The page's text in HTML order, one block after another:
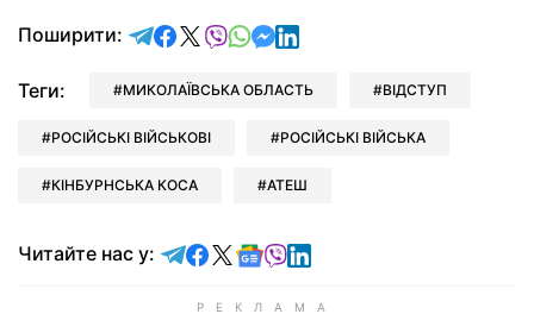
Поширити: відправити у Telegram
поділитись у Facebook
поділитись у X
відправити у Viber
відправити у Whatsapp
відправити у Messenger
відправити у LinkedIn
Теги: МИКОЛАЇВСЬКА ОБЛАСТЬ ВІДСТУП
РОСІЙСЬКІ ВІЙСЬКОВІ РОСІЙСЬКІ ВІЙСЬКА
КІНБУРНСЬКА КОСА АТЕШ
Читайте нас у: Читайте у Telegram
Читайте у Facebook
Читайте у X
Читайте у Google news
Читайте у Viber
Читайте у LinkedIn